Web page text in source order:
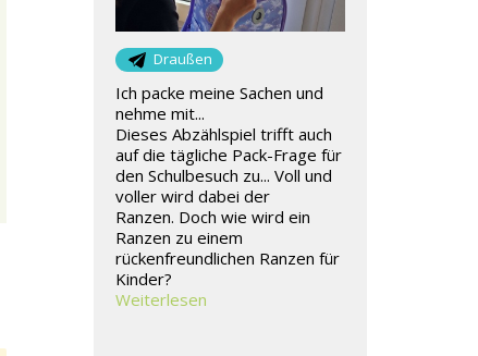
Draußen
Ich packe meine Sachen und
nehme mit...
Dieses Abzählspiel trifft auch
auf die tägliche Pack-Frage für
den Schulbesuch zu... Voll und
voller wird dabei der
Ranzen. Doch wie wird ein
Ranzen zu einem
rückenfreundlichen Ranzen für
Kinder?
Weiterlesen